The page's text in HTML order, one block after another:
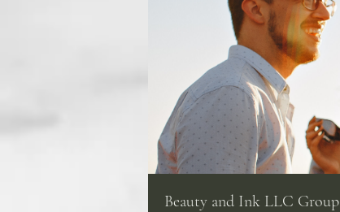
Beauty and Ink LLC Group